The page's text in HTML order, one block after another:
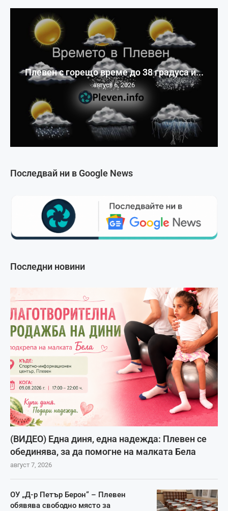
Последвай ни в Google News
Последни новини
(ВИДЕО) Една диня, една надежда: Плевен се
обединява, за да помогне на малката Бела
август 7, 2026
ОУ „Д-р Петър Берон“ – Плевен
обявява свободно място за
Плевен с горещо време до 38 градуса и...
август 6, 2026